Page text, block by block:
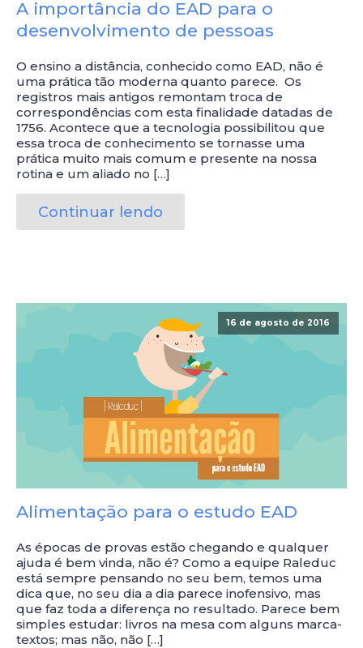
A importância do EAD para o
desenvolvimento de pessoas
O ensino a distância, conhecido como EAD, não é
uma prática tão moderna quanto parece. Os
registros mais antigos remontam troca de
correspondências com esta finalidade datadas de
1756. Acontece que a tecnologia possibilitou que
essa troca de conhecimento se tornasse uma
prática muito mais comum e presente na nossa
rotina e um aliado no […]
Continuar lendo
16 de agosto de 2016
Alimentação para o estudo EAD
As épocas de provas estão chegando e qualquer
ajuda é bem vinda, não é? Como a equipe Raleduc
está sempre pensando no seu bem, temos uma
dica que, no seu dia a dia parece inofensivo, mas
que faz toda a diferença no resultado. Parece bem
simples estudar: livros na mesa com alguns marca-
textos; mas não, não […]